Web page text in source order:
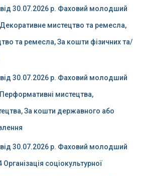
від 30.07.2026 р. Фаховий молодший
мистецтво та ремесла,
та ремесла, За кошти фізичних та/
від 30.07.2026 р. Фаховий молодший
мистецтва,
За кошти державного або
від 30.07.2026 р. Фаховий молодший
соціокультурної